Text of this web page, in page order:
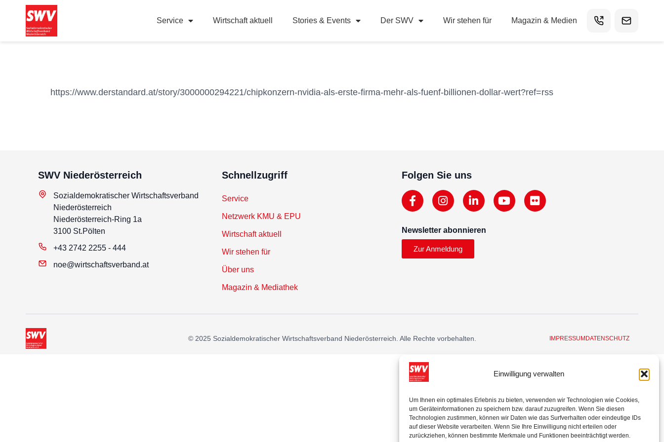
Einwilligung verwalten
Um Ihnen ein optimales Erlebnis zu bieten, verwenden wir Technologien wie Cookies,
um Geräteinformationen zu speichern bzw. darauf zuzugreifen. Wenn Sie diesen
Technologien zustimmen, können wir Daten wie das Surfverhalten oder eindeutige IDs
auf dieser Website verarbeiten. Wenn Sie Ihre Einwilligung nicht erteilen oder
zurückziehen, können bestimmte Merkmale und Funktionen beeinträchtigt werden.
Service Wirtschaft aktuell Stories & Events Der SWV Wir stehen für Magazin & Medien
https://www.derstandard.at/story/3000000294221/chipkonzern-nvidia-als-erste-firma-mehr-als-fuenf-billionen-dollar-wert?ref=rss
SWV Niederösterreich
Sozialdemokratischer Wirtschaftsverband
Niederösterreich
Niederösterreich-Ring 1a
3100 St.Pölten
+43 2742 2255 - 444
noe@wirtschaftsverband.at
Schnellzugriff
Service
Netzwerk KMU & EPU
Wirtschaft aktuell
Wir stehen für
Über uns
Magazin & Mediathek
Folgen Sie uns
Newsletter abonnieren
Zur Anmeldung
© 2025 Sozialdemokratischer Wirtschaftsverband Niederösterreich. Alle Rechte vorbehalten. IMPRESSUMDATENSCHUTZ